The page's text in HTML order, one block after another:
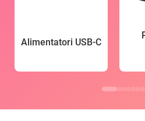
Alimentatori USB-C